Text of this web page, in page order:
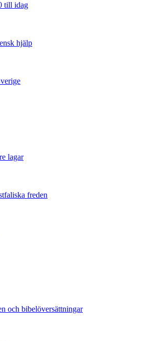
till idag
hjälp
lagar
freden
och bibelöversättningar